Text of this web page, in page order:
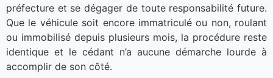
préfecture et se dégager de toute responsabilité future.
Que le véhicule soit encore immatriculé ou non, roulant
ou immobilisé depuis plusieurs mois, la procédure reste
identique et le cédant n’a aucune démarche lourde à
accomplir de son côté.